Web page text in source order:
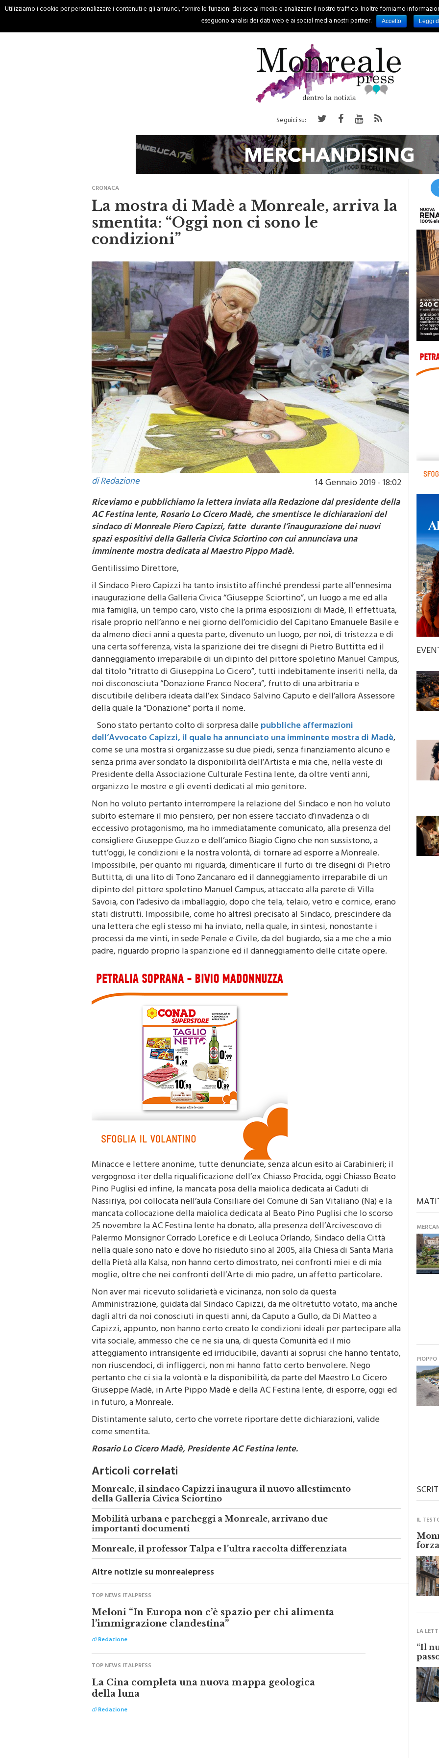
HOME CRONACA PALERMO REGIONE EVENTI RUBRICHE SPORT
Seguici su:
La mostra di Madè a Monreale, arriva la
smentita: “Oggi non ci sono le
condizioni”
di Redazione
14 Gennaio 2019 - 18:02
Riceviamo e pubblichiamo la lettera inviata alla Redazione dal presidente della
AC Festina lente, Rosario Lo Cicero Madè, che smentisce le dichiarazioni del
sindaco di Monreale Piero Capizzi, fatte durante l’inaugurazione dei nuovi
spazi espositivi della Galleria Civica Sciortino con cui annunciava una
imminente mostra dedicata al Maestro Pippo Madè.
Gentilissimo Direttore,
il Sindaco Piero Capizzi ha tanto insistito affinché prendessi parte all’ennesima
inaugurazione della Galleria Civica “Giuseppe Sciortino”, un luogo a me ed alla
mia famiglia, un tempo caro, visto che la prima esposizioni di Madè, lì effettuata,
risale proprio nell’anno e nei giorno dell’omicidio del Capitano Emanuele Basile e
da almeno dieci anni a questa parte, divenuto un luogo, per noi, di tristezza e di
una certa sofferenza, vista la sparizione dei tre disegni di Pietro Buttitta ed il
danneggiamento irreparabile di un dipinto del pittore spoletino Manuel Campus,
dal titolo “ritratto di Giuseppina Lo Cicero”, tutti indebitamente inseriti nella, da
noi disconosciuta “Donazione Franco Nocera”, frutto di una arbitraria e
discutibile delibera ideata dall’ex Sindaco Salvino Caputo e dell’allora Assessore
della quale la “Donazione” porta il nome.
Sono stato pertanto colto di sorpresa dallepubbliche affermazioni
dell’Avvocato Capizzi, il quale ha annunciato una imminente mostra di Madè,
come se una mostra si organizzasse su due piedi, senza finanziamento alcuno e
senza prima aver sondato la disponibilità dell’Artista e mia che, nella veste di
Presidente della Associazione Culturale Festina lente, da oltre venti anni,
organizzo le mostre e gli eventi dedicati al mio genitore.
Non ho voluto pertanto interrompere la relazione del Sindaco e non ho voluto
subito esternare il mio pensiero, per non essere tacciato d’invadenza o di
eccessivo protagonismo, ma ho immediatamente comunicato, alla presenza del
consigliere Giuseppe Guzzo e dell’amico Biagio Cigno che non sussistono, a
tutt’oggi, le condizioni e la nostra volontà, di tornare ad esporre a Monreale.
Impossibile, per quanto mi riguarda, dimenticare il furto di tre disegni di Pietro
Buttitta, di una lito di Tono Zancanaro ed il danneggiamento irreparabile di un
dipinto del pittore spoletino Manuel Campus, attaccato alla parete di Villa
Savoia, con l’adesivo da imballaggio, dopo che tela, telaio, vetro e cornice, erano
stati distrutti. Impossibile, come ho altresì precisato al Sindaco, prescindere da
una lettera che egli stesso mi ha inviato, nella quale, in sintesi, nonostante i
processi da me vinti, in sede Penale e Civile, da del bugiardo, sia a me che a mio
padre, riguardo proprio la sparizione ed il danneggiamento delle citate opere.
Minacce e lettere anonime, tutte denunciate, senza alcun esito ai Carabinieri; il
vergognoso iter della riqualificazione dell’ex Chiasso Procida, oggi Chiasso Beato
Pino Puglisi ed infine, la mancata posa della maiolica dedicata ai Caduti di
Nassiriya, poi collocata nell’aula Consiliare del Comune di San Vitaliano (Na) e la
mancata collocazione della maiolica dedicata al Beato Pino Puglisi che lo scorso
25 novembre la AC Festina lente ha donato, alla presenza dell’Arcivescovo di
Palermo Monsignor Corrado Lorefice e di Leoluca Orlando, Sindaco della Città
nella quale sono nato e dove ho risieduto sino al 2005, alla Chiesa di Santa Maria
della Pietà alla Kalsa, non hanno certo dimostrato, nei confronti miei e di mia
moglie, oltre che nei confronti dell’Arte di mio padre, un affetto particolare.
Non aver mai ricevuto solidarietà e vicinanza, non solo da questa
Amministrazione, guidata dal Sindaco Capizzi, da me oltretutto votato, ma anche
dagli altri da noi conosciuti in questi anni, da Caputo a Gullo, da Di Matteo a
Capizzi, appunto, non hanno certo creato le condizioni ideali per partecipare alla
vita sociale, ammesso che ce ne sia una, di questa Comunità ed il mio
atteggiamento intransigente ed irriducibile, davanti ai soprusi che hanno tentato,
non riuscendoci, di infliggerci, non mi hanno fatto certo benvolere. Nego
pertanto che ci sia la volontà e la disponibilità, da parte del Maestro Lo Cicero
Giuseppe Madè, in Arte Pippo Madè e della AC Festina lente, di esporre, oggi ed
in futuro, a Monreale.
Distintamente saluto, certo che vorrete riportare dette dichiarazioni, valide
come smentita.
Rosario Lo Cicero Madè, Presidente AC Festina lente.
Articoli correlati
Monreale, il sindaco Capizzi inaugura il nuovo allestimento
della Galleria Civica Sciortino
Mobilità urbana e parcheggi a Monreale, arrivano due
importanti documenti
Monreale, il professor Talpa e l’ultra raccolta differenziata
Altre notizie su monrealepress
Meloni “In Europa non c’è spazio per chi alimenta
l’immigrazione clandestina”
La Cina completa una nuova mappa geologica
della luna
PIOPPO
“Il
Utilizziamo i cookie per personalizzare i contenuti e gli annunci, fornire le funzioni dei social media e analizzare il nostro traffico. Inoltre forniamo
eseguono analisi dei dati web e ai social media nostri partner.
Accetto Leggi